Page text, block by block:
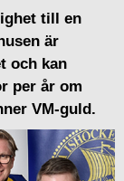
till en
är
och kan
per år om
VM-guld.